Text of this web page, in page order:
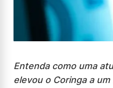
Entenda como uma
elevou o Coringa a